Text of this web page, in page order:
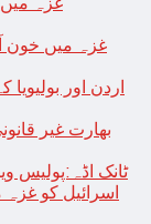
غزہ میں خون
اردن اور
بھارت غیر
ٹانک اڈہ:پولیس وین
اسرائیل کو